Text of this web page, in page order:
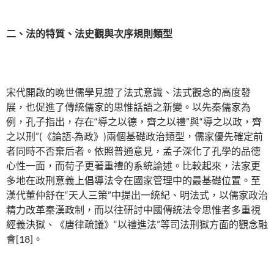
二、法的特質、法史觀與次序規則類型
宋代開啟的晚世儒學見證了法式意識、法式觀念的高度發
展，也促進了傳統儒家的思惟話語之新變。以先秦儒家為
例，孔子指出，存在“導之以德，齊之以禮”與“導之以政，齊
之以刑”(《論語·為政》)兩個基礎政治類型，儒家優先確定前
者同時不否棄后者。依照普通意見，孟子深化了孔學的品德
心性一面，而荀子更著重禮的系統論述。比較起來，法家更
多地在政刑意義上倡導法令在國家管理中的最基礎位置。至
漢代董仲舒在“天人三策”中提出一統紀、明法式，以儒家政治
精力改革秦漢政制，而以往研討中國傳統法令思惟者多重視
經義決獄、《唐律疏議》“以禮進法”等司法刑獄方面的觀念融
會[18]。